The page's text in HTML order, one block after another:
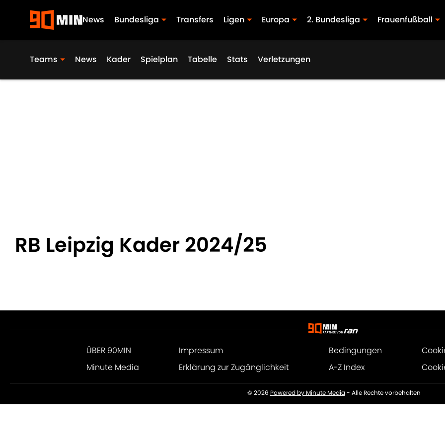
News Bundesliga Transfers Ligen Europa 2. Bundesliga Frauenfußball
Teams News Kader Spielplan Tabelle Stats Verletzungen
RB Leipzig Kader 2024/25
ÜBER 90MIN Impressum Bedingungen
Minute Media
Erklärung zur Zugänglichkeit A-Z Index
© 2026 Powered by Minute Media- Alle Rechte vorbehalten